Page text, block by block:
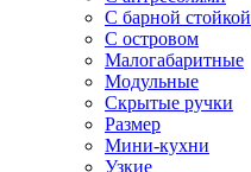
С барной стойкой
С островом
Малогабаритные
Модульные
Скрытые ручки
Размер
Мини-кухни
Узкие